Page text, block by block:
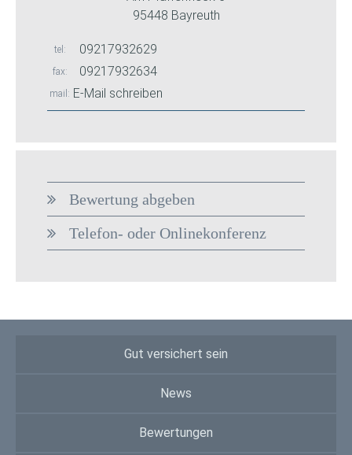
95448 Bayreuth
tel 09217932629
fax 09217932634
mail E-Mail schreiben
Bewertung abgeben
Telefon- oder Onlinekonferenz
Gut versichert sein
News
Bewertungen